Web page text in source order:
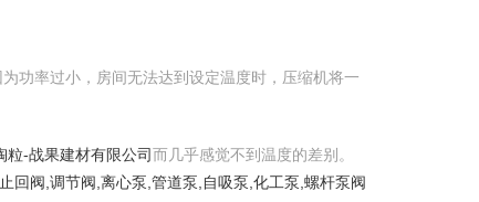
功率过小，房间无法达到设定温度时，压缩机将一
-战果建材有限公司而几乎感觉不到温度的差别。
回阀,调节阀,离心泵,管道泵,自吸泵,化工泵,螺杆泵阀